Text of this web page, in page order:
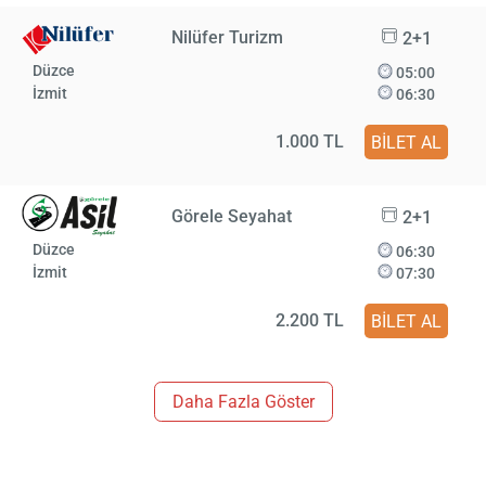
Nilüfer Turizm 2+1
Düzce
İzmit
05:00
06:30
1.000 TL BİLET AL
Görele Seyahat 2+1
Düzce
İzmit
06:30
07:30
2.200 TL BİLET AL
Daha Fazla Göster